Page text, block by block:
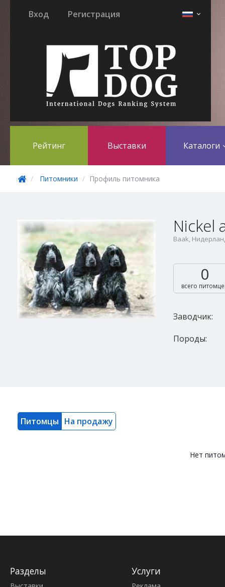
Вход Регистрация
Рейтинг Выставки Каталоги
Питомники Профиль питомника
Nickel
Baak,
0
всего
Заводчик:
Породы:
Питомцы На продажу
Нет
Разделы Услуги